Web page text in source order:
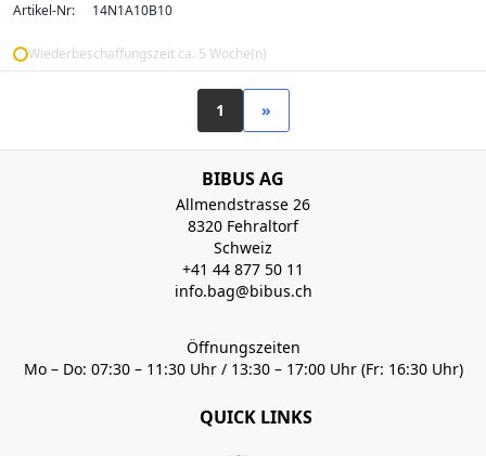
Artikel-Nr: 14N1A10B10
Wiederbeschaffungszeit ca. 5 Woche(n)
1 »
BIBUS AG
Allmendstrasse 26
8320 Fehraltorf
Schweiz
+41 44 877 50 11
info.bag@bibus.ch
Öffnungszeiten
Mo – Do: 07:30 – 11:30 Uhr / 13:30 – 17:00 Uhr (Fr: 16:30 Uhr)
QUICK LINKS